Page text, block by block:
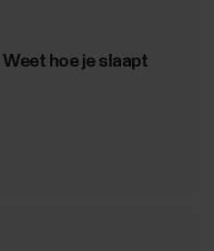
Weet hoe je slaapt